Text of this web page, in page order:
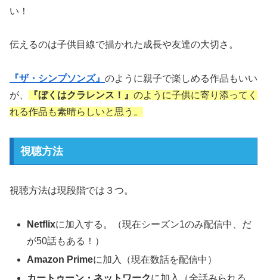
い！
伝えるのは子供目線で描かれた成長や友達の大切さ。
『ザ・シンプソンズ』 のように親子で楽しめる作品もいい
が、
『ぼくはクラレンス！』 のように子供に寄り添ってく
れる作品も素晴らしいと思う。
視聴方法
視聴方法は現段階では３つ。
Netflixに加入する。（現在シーズン1のみ配信中、だ
が50話もある！）
Amazon Primeに加入（現在数話を配信中）
カートゥーン・ネットワークに加入（全話みられる